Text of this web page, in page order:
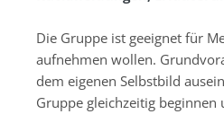
Die Gruppe ist geeignet für
aufnehmen wollen.
dem eigenen Selbstbild
Gruppe gleichzeitig beginnen